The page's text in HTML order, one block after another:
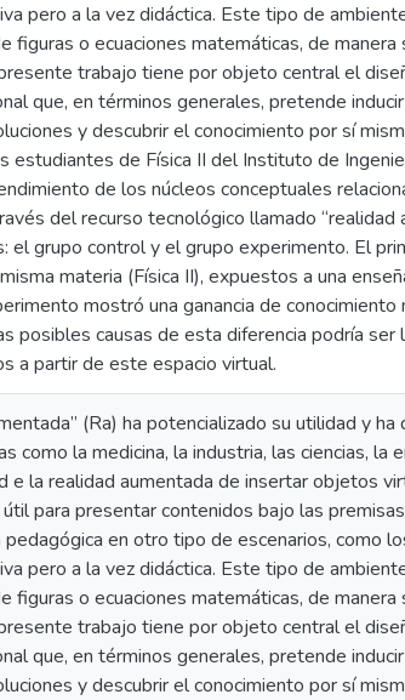
pero a la vez didáctica. Este tipo de
o ecuaciones matemáticas, de manera
trabajo tiene por objeto central el
que, en términos generales, pretende
y descubrir el conocimiento por sí
estudiantes de Física II del Instituto de
de los núcleos conceptuales
del recurso tecnológico llamado “realidad
el grupo control y el grupo experimento. El
materia (Física II), expuestos a una
mostró una ganancia de
posibles causas de esta diferencia podría ser
a partir de este espacio virtual.
(Ra) ha potencializado su utilidad y
como la medicina, la industria, las ciencias, la
e la realidad aumentada de insertar objetos
para presentar contenidos bajo las
en otro tipo de escenarios, como
pero a la vez didáctica. Este tipo de
o ecuaciones matemáticas, de manera
trabajo tiene por objeto central el
que, en términos generales, pretende
y descubrir el conocimiento por sí